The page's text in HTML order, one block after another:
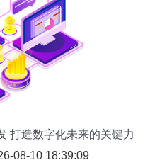
打造数字化未来的关键力
量08-10 18:39:09